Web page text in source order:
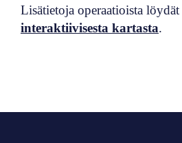
Lisätietoja operaatioista löydät
interaktiivisesta kartasta.